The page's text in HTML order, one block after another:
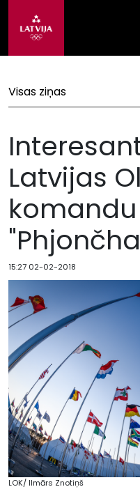
Visas ziņas
Latvijas
komandu
15:27 02-02-2018
LOK/ Ilmārs Znotiņš